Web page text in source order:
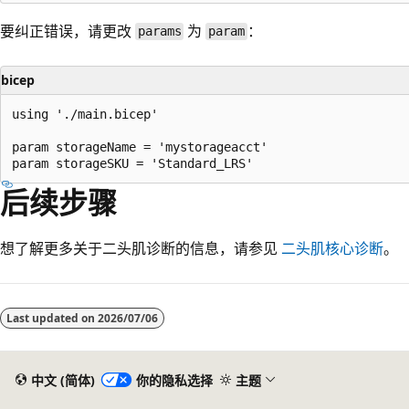
要纠正错误，请更改 params 为 param：
bicep
using './main.bicep'
param storageName = 'mystorageacct'
后续步骤
想了解更多关于二头肌诊断的信息，请参见 二头肌核心诊断。
模
式
Last updated on 2026/07/06
中文 (简体) 你的隐私选择 主题